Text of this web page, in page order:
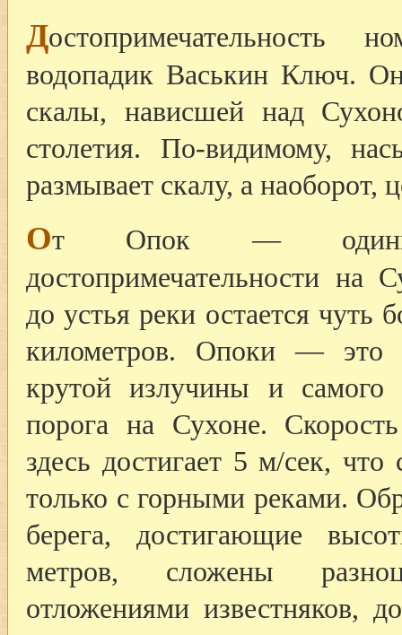
Д
водопадик Васькин Ключ.
скалы, нависшей над
столетия. По-видимому,
размывает скалу, а наоборот,
От Опок —
достопримечательности на
до устья реки остается чуть
километров. Опоки — это
крутой излучины и самого
порога на Сухоне.
здесь достигает 5 м/сек, что
только с горными реками.
берега, достигающие
метров, сложены
отложениями известняков,